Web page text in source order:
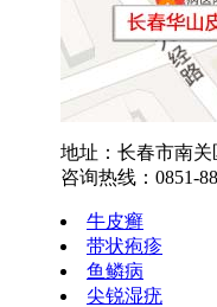
地址：长春市南关
咨询热线：0851-
牛皮癣
带状疱疹
鱼鳞病
尖锐湿疣